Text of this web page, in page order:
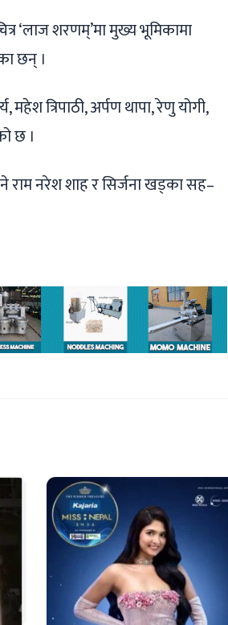
‘लाज शरणम्’मा मुख्य भूमिकामा
छन् ।
महेश त्रिपाठी, अर्पण थापा, रेणु योगी,
छ ।
राम नरेश शाह र सिर्जना खड्का सह–